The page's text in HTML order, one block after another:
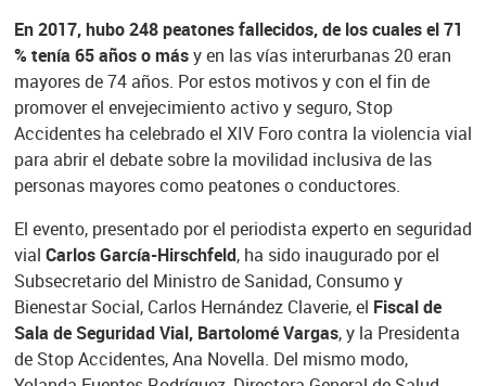
En 2017, hubo 248 peatones fallecidos, de los cuales el 71
% tenía 65 años o másy en las vías interurbanas 20 eran
mayores de 74 años. Por estos motivos y con el fin de
promover el envejecimiento activo y seguro, Stop
Accidentes ha celebrado el XIV Foro contra la violencia vial
para abrir el debate sobre la movilidad inclusiva de las
personas mayores como peatones o conductores.
El evento, presentado por el periodista experto en seguridad
vial Carlos García-Hirschfeld, ha sido inaugurado por el
Subsecretario del Ministro de Sanidad, Consumo y
Bienestar Social, Carlos Hernández Claverie, el Fiscal de
Sala de Seguridad Vial, Bartolomé Vargas, y la Presidenta
de Stop Accidentes, Ana Novella. Del mismo modo,